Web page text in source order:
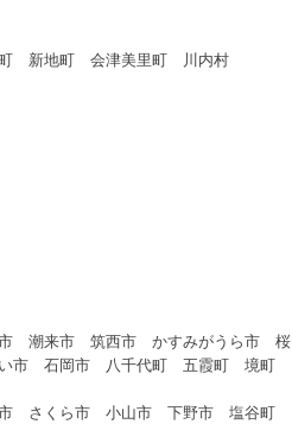
新地町 会津美里町 川内村
潮来市 筑西市 かすみがうら市 桜
市 石岡市 八千代町 五霞町 境町
さくら市 小山市 下野市 塩谷町